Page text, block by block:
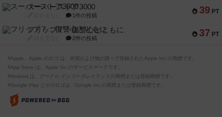
39 PT
スーパーストア3000
1件の投稿
37 PT
フリップ７：復讐心とともに
2件の投稿
※Apple、Apple のロゴ は、米国および他の国々で登録されたApple Inc.の商標です。
※App Store は、Apple Inc.のサービスマークです。
※Android は、グーグル インコーポレイテッドの商標または登録商標です。
※Google Play とそのロゴは、Google Inc.の商標または登録商標です。